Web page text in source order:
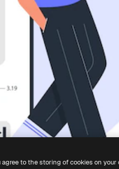
agree to the storing of cookies on